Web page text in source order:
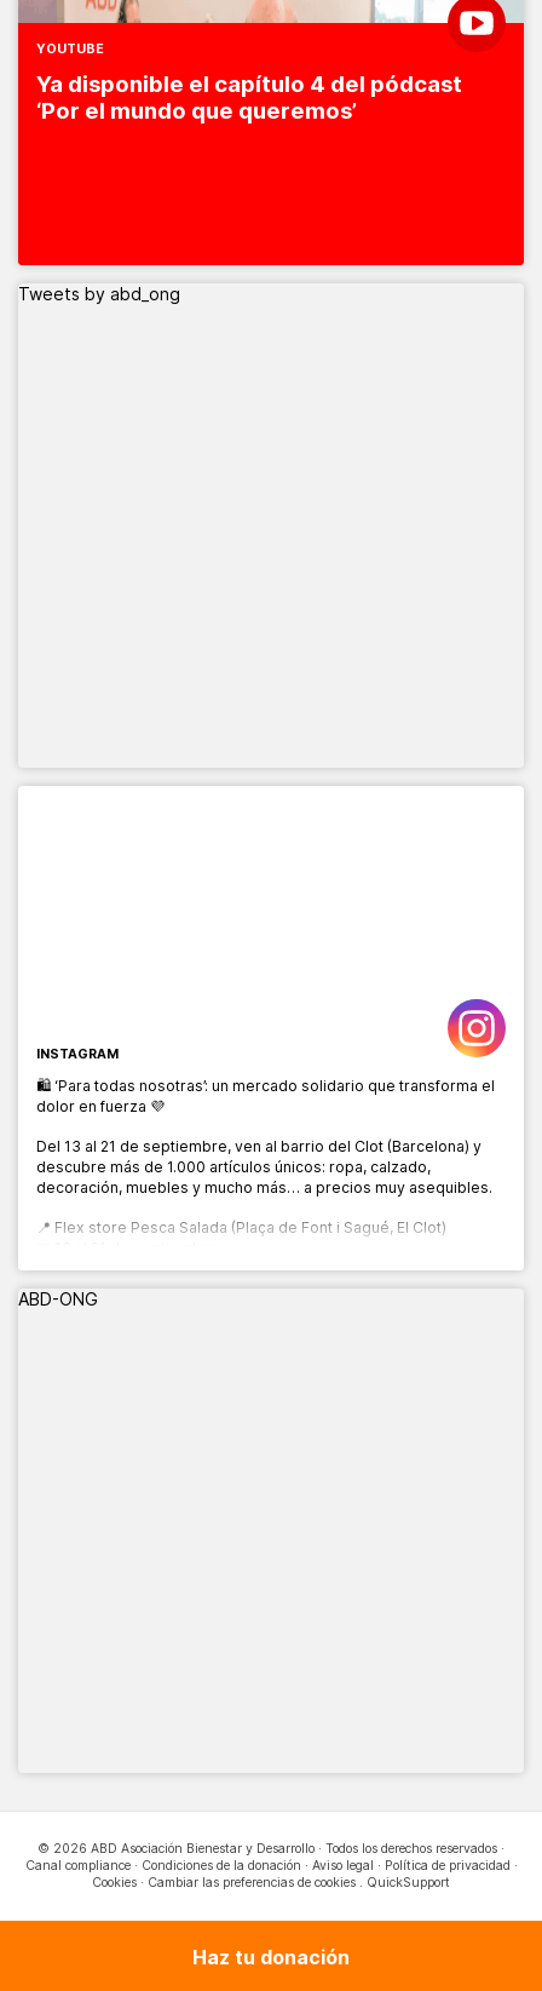
YOUTUBE
Ya disponible el capítulo 4 del pódcast
‘Por el mundo que queremos’
Tweets by abd_ong
INSTAGRAM
🛍️ ‘Para todas nosotras’: un mercado solidario que transforma el
dolor en fuerza 💜
Del 13 al 21 de septiembre, ven al barrio del Clot (Barcelona) y
descubre más de 1.000 artículos únicos: ropa, calzado,
decoración, muebles y mucho más… a precios muy asequibles.
📍 Flex store Pesca Salada (Plaça de Font i Sagué, El Clot)
🕙 10:00 a 20:00 h
ABD-ONG
© 2026 ABD Asociación Bienestar y Desarrollo · Todos los derechos reservados ·
Canal compliance· Condiciones de la donación · Aviso legal · Política de privacidad ·
Cookies · Cambiar las preferencias de cookies . QuickSupport
Haz tu donación